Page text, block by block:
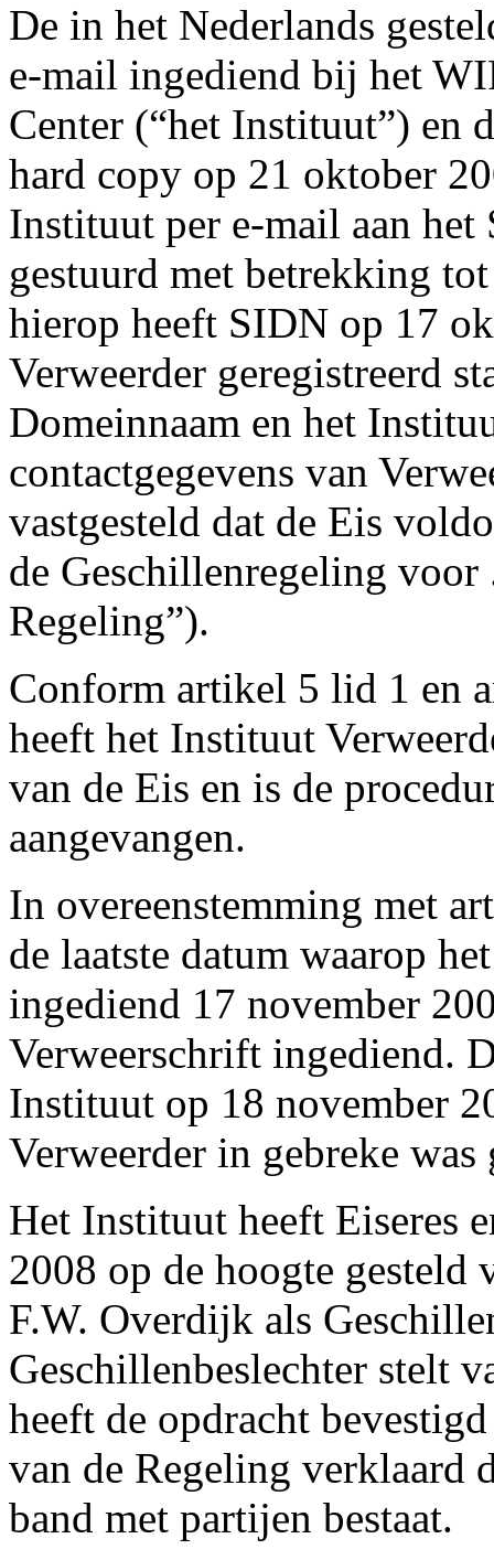
De in het Nederlands
e-mail ingediend bij het
Center (“het Instituut”) en
hard copy op 21 oktober
Instituut per e-mail aan
gestuurd met betrekking
hierop heeft SIDN op 17
Verweerder geregistreerd
Domeinnaam en het
contactgegevens van
vastgesteld dat de Eis
de Geschillenregeling voor
Regeling”).
Conform artikel 5 lid 1 en
heeft het Instituut
van de Eis en is de
aangevangen.
In overeenstemming met
de laatste datum waarop
ingediend 17 november
Verweerschrift ingediend.
Instituut op 18 november
Verweerder in gebreke was
Het Instituut heeft Eiseres
2008 op de hoogte gesteld
F.W. Overdijk als
Geschillenbeslechter stelt
heeft de opdracht
van de Regeling verklaard
band met partijen bestaat.